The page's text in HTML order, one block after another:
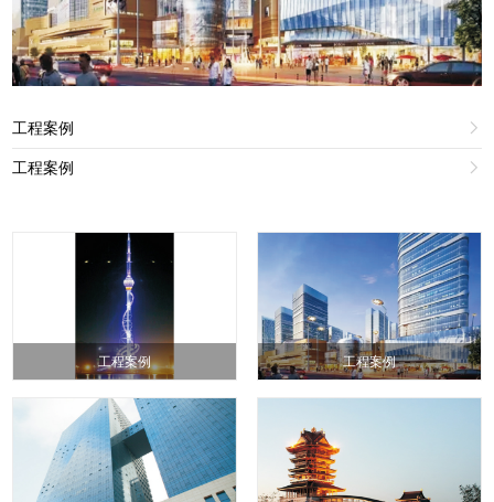
工程案例 
工程案例 
工程案例 工程案例